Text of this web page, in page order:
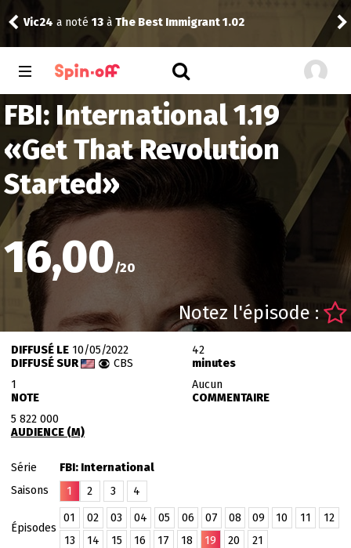
Vic24 a noté 13 à The Best Immigrant 1.02
FBI: International 1.19
«Get That Revolution
Started»
16,00/20
Notez l'épisode :
DIFFUSÉ LE10/05/2022
DIFFUSÉ SUR
CBS
42
minutes
1
NOTE
Aucun
COMMENTAIRE
5 822 000
AUDIENCE (M)
Série
FBI: International
Saisons
1 2 3 4
Épisodes
01 02 03 04 05 06 07 08 09 10 11
12
13
14 15 16 17 18 19 20 21